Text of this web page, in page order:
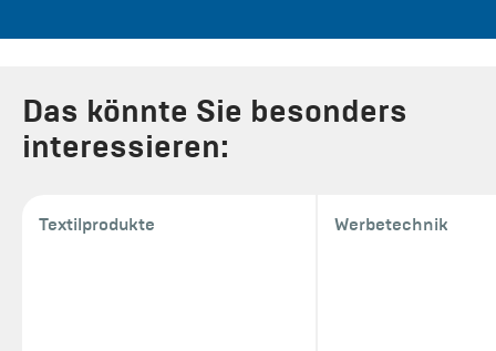
Das könnte Sie besonders
interessieren:
Textilprodukte Werbetechnik